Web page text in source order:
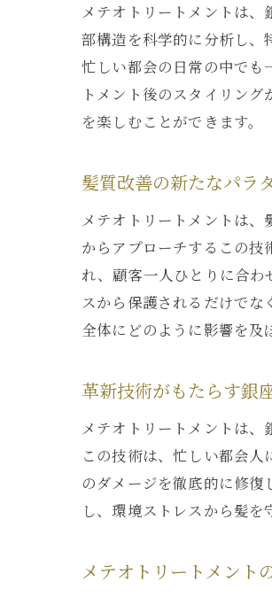
メテオトリートメントは
部構造を科学的に分析し、
忙しい都会の日常の中でも
トメント後のスタイリン
を楽しむことができます。
髪質改善の新たなパラ
メテオトリートメントは
からアプローチするこの
れ、顧客一人ひとりに合
スから保護されるだけで
全体にどのように影響を及
革新技術がもたらす銀
メテオトリートメントは
この技術は、忙しい都会
のダメージを徹底的に修
し、環境ストレスから髪
メテオトリートメント